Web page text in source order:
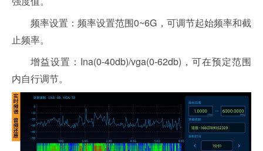
频率设置：频率设置范围0~6G，可调节起始频率和截
止频率。
增益设置：Ina(0-40db)/vga(0-62db)，可在预定范围
内自行调节。